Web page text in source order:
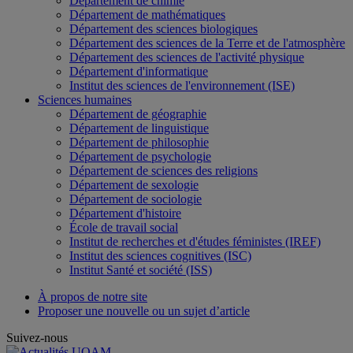
Département de mathématiques
Département des sciences biologiques
Département des sciences de la Terre et de l'atmosphère
Département des sciences de l'activité physique
Département d'informatique
Institut des sciences de l'environnement (ISE)
Sciences humaines
Département de géographie
Département de linguistique
Département de philosophie
Département de psychologie
Département de sciences des religions
Département de sexologie
Département de sociologie
Département d'histoire
École de travail social
Institut de recherches et d'études féministes (IREF)
Institut des sciences cognitives (ISC)
Institut Santé et société (ISS)
À propos de notre site
Proposer une nouvelle ou un sujet d’article
Suivez-nous